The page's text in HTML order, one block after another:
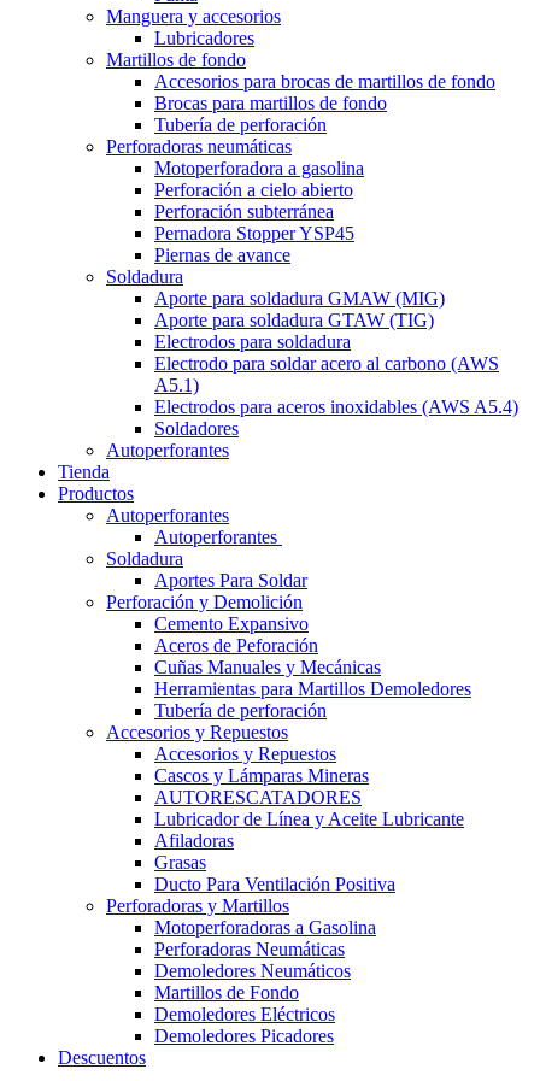
Manguera y accesorios
Lubricadores
Martillos de fondo
Accesorios para brocas de martillos de fondo
Brocas para martillos de fondo
Tubería de perforación
Perforadoras neumáticas
Motoperforadora a gasolina
Perforación a cielo abierto
Perforación subterránea
Pernadora Stopper YSP45
Piernas de avance
Soldadura
Aporte para soldadura GMAW (MIG)
Aporte para soldadura GTAW (TIG)
Electrodos para soldadura
Electrodo para soldar acero al carbono (AWS
A5.1)
Electrodos para aceros inoxidables (AWS A5.4)
Soldadores
Autoperforantes
Tienda
Productos
Autoperforantes
Autoperforantes
Soldadura
Aportes Para Soldar
Perforación y Demolición
Cemento Expansivo
Aceros de Peforación
Cuñas Manuales y Mecánicas
Herramientas para Martillos Demoledores
Tubería de perforación
Accesorios y Repuestos
Accesorios y Repuestos
Cascos y Lámparas Mineras
AUTORESCATADORES
Lubricador de Línea y Aceite Lubricante
Afiladoras
Grasas
Ducto Para Ventilación Positiva
Perforadoras y Martillos
Motoperforadoras a Gasolina
Perforadoras Neumáticas
Demoledores Neumáticos
Martillos de Fondo
Demoledores Eléctricos
Demoledores Picadores
Descuentos